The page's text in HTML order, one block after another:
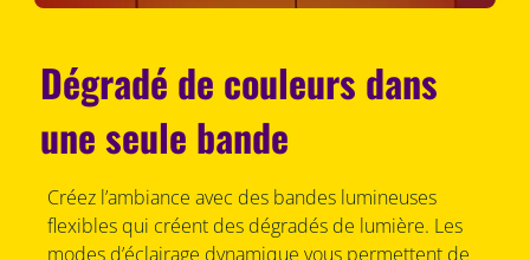
Dégradé de couleurs dans
une seule bande
Créez l’ambiance avec des bandes lumineuses
flexibles qui créent des dégradés de lumière. Les
modes d’éclairage dynamique vous permettent de